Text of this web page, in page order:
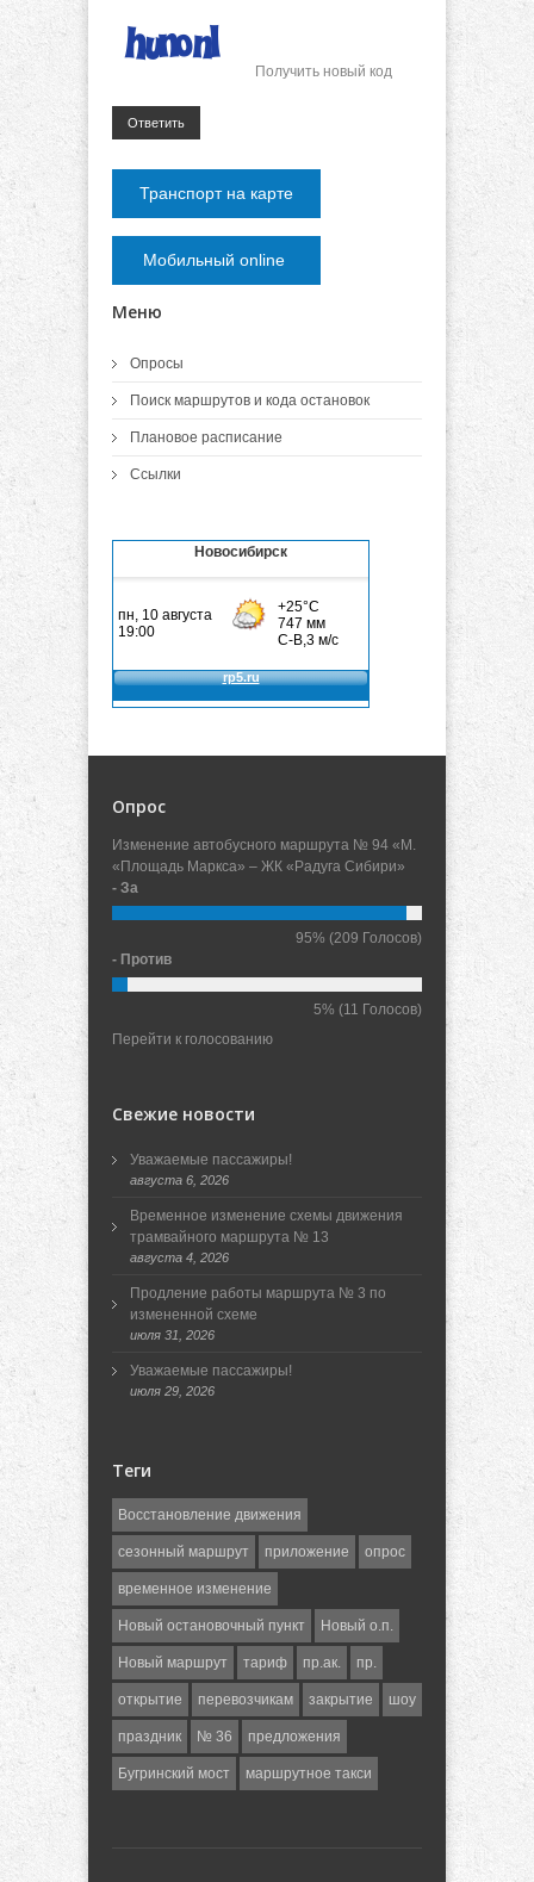
Получить новый код
Ответить
Транспорт на карте
Мобильный online
Меню
Опросы
Поиск маршрутов и кода остановок
Плановое расписание
Ссылки
Новосибирск
Опрос
Изменение автобусного маршрута № 94 «М.
«Площадь Маркса» – ЖК «Радуга Сибири»
- За
95% (209 Голосов)
- Против
5% (11 Голосов)
Перейти к голосованию
Свежие новости
Уважаемые пассажиры!
августа 6, 2026
Временное изменение схемы движения
трамвайного маршрута № 13
августа 4, 2026
Продление работы маршрута № 3 по
измененной схеме
июля 31, 2026
Уважаемые пассажиры!
июля 29, 2026
Теги
Восстановление движения
сезонный маршрут приложение опрос
временное изменение
Новый остановочный пункт Новый о.п.
Новый маршрут тариф пр.ак. пр.
открытие перевозчикам закрытие шоу
праздник № 36 предложения
Бугринский мост маршрутное такси